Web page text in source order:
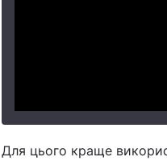
Для цього краще